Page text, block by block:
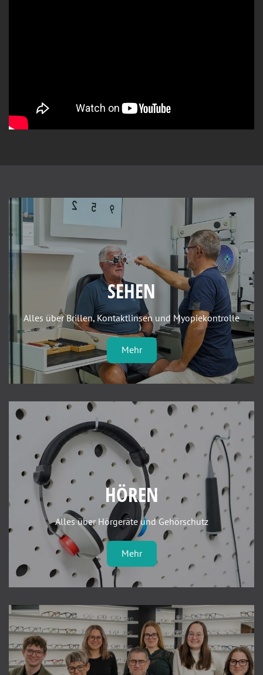
SEHEN
Alles über Brillen, Kontaktlinsen und Myopiekontrolle
Mehr
HÖREN
Alles über Hörgeräte und Gehörschutz
Mehr